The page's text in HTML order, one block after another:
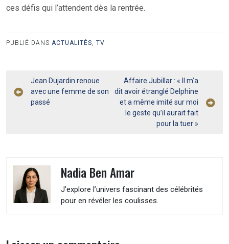
ces défis qui l’attendent dès la rentrée.
PUBLIÉ DANS ACTUALITÉS, TV
Navigation
de
Jean Dujardin renoue
avec une femme de son
passé
Affaire Jubillar : « Il m’a
dit avoir étranglé Delphine
et a même imité sur moi
le geste qu’il aurait fait
pour la tuer »
Nadia Ben Amar
J’explore l’univers fascinant des célébrités
pour en révéler les coulisses.